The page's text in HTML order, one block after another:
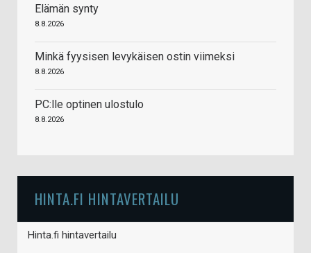
Elämän synty
8.8.2026
Minkä fyysisen levykäisen ostin viimeksi
8.8.2026
PC:lle optinen ulostulo
8.8.2026
HINTA.FI HINTAVERTAILU
Hinta.fi hintavertailu